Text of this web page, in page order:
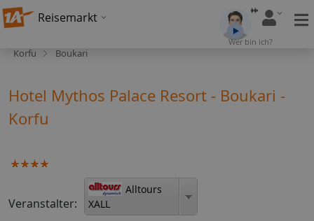
Reisemarkt
Wer bin ich?
Korfu Boukari
Hotel Mythos Palace Resort - Boukari -
Korfu
Veranstalter:
Alltours
XALL